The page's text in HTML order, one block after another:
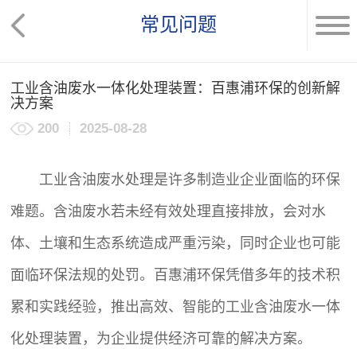
常见问题
工业含油废水一体化处理装置：百惠浦环保的创新解
决方案
200 2025-08-28
工业含油废水处理是许多制造业企业面临的环保
难题。含油废水若未经有效处理直接排放，会对水
体、土壤和生态系统造成严重污染，同时企业也可能
面临环保法规的处罚。百惠浦环保凭借多年的技术积
累和实践经验，推出高效、智能的工业含油废水一体
化处理装置，为企业提供经济可靠的解决方案。